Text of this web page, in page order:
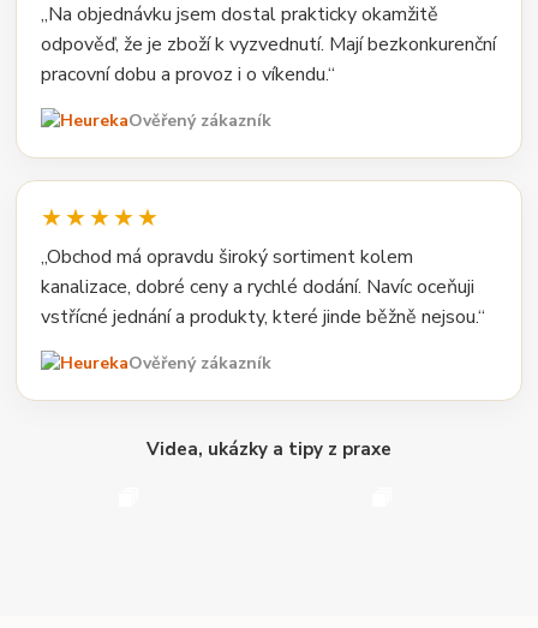
„Na objednávku jsem dostal prakticky okamžitě
odpověď, že je zboží k vyzvednutí. Mají bezkonkurenční
pracovní dobu a provoz i o víkendu.“
Ověřený zákazník
★★★★★
„Obchod má opravdu široký sortiment kolem
kanalizace, dobré ceny a rychlé dodání. Navíc oceňuji
vstřícné jednání a produkty, které jinde běžně nejsou.“
Ověřený zákazník
Videa, ukázky a tipy z praxe